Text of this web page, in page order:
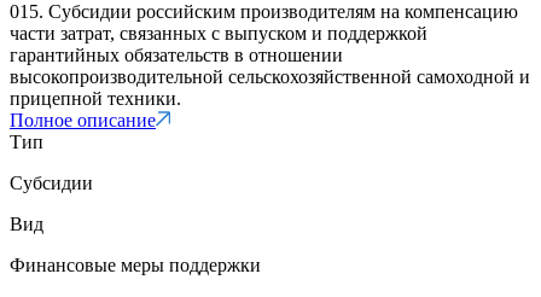
015. Субсидии российским производителям на компенсацию
части затрат, связанных с выпуском и поддержкой
гарантийных обязательств в отношении
высокопроизводительной сельскохозяйственной самоходной и
прицепной техники.
Полное описание
Тип
Субсидии
Вид
Финансовые меры поддержки